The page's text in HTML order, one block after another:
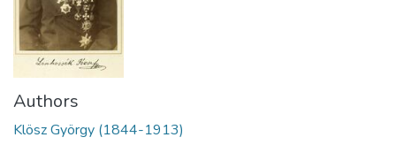
Authors
Klösz György (1844-1913)